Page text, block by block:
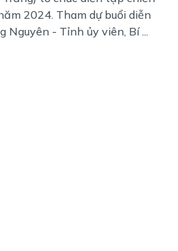
2024. Tham dự buổi diễn
Nguyên - Tỉnh ủy viên, Bí ...